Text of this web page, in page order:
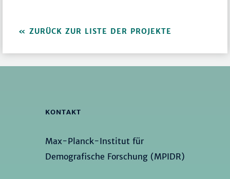
ZURÜCK ZUR LISTE DER PROJEKTE
KONTAKT
Max-Planck-Institut für
Demografische Forschung (MPIDR)